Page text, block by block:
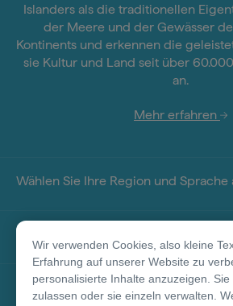
Islanders als die traditionellen
der Meere und der Gewässer
Kontinents und erkennen die
sie Kultur und Land seit über
an.
Mehr erfahren
Wählen Sie Ihre Region und Sprache
Sie finden uns auf
Über diese Seite
Wir verwenden Cookies, also kleine
Erfahrung auf unserer Website zu
personalisierte Inhalte anzuzeigen. Sie
zulassen oder sie einzeln verwalten.